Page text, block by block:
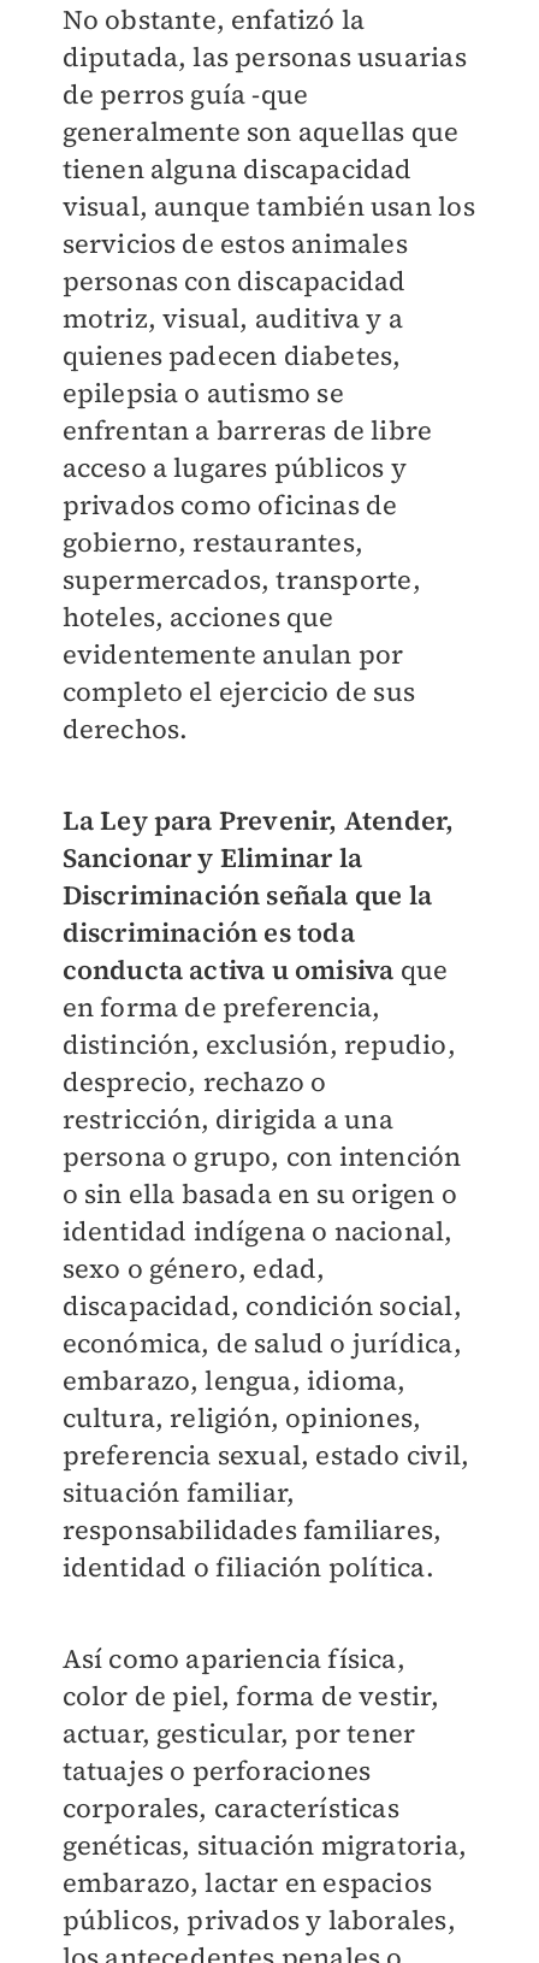
No obstante, enfatizó la
diputada, las personas usuarias
de perros guía -que
generalmente son aquellas que
tienen alguna discapacidad
visual, aunque también usan los
servicios de estos animales
personas con discapacidad
motriz, visual, auditiva y a
quienes padecen diabetes,
epilepsia o autismo se
enfrentan a barreras de libre
acceso a lugares públicos y
privados como oficinas de
gobierno, restaurantes,
supermercados, transporte,
hoteles, acciones que
evidentemente anulan por
completo el ejercicio de sus
derechos.
La Ley para Prevenir, Atender,
Sancionar y Eliminar la
Discriminación señala que la
discriminación es toda
conducta activa u omisiva que
en forma de preferencia,
distinción, exclusión, repudio,
desprecio, rechazo o
restricción, dirigida a una
persona o grupo, con intención
o sin ella basada en su origen o
identidad indígena o nacional,
sexo o género, edad,
discapacidad, condición social,
económica, de salud o jurídica,
embarazo, lengua, idioma,
cultura, religión, opiniones,
preferencia sexual, estado civil,
situación familiar,
responsabilidades familiares,
identidad o filiación política.
Así como apariencia física,
color de piel, forma de vestir,
actuar, gesticular, por tener
tatuajes o perforaciones
corporales, características
genéticas, situación migratoria,
embarazo, lactar en espacios
públicos, privados y laborales,